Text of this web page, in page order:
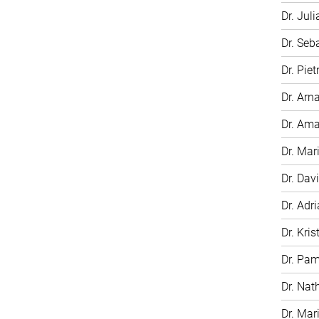
Dr.
Dr.
Dr.
Dr.
Dr.
Dr.
Dr.
Dr.
Dr.
Dr.
Dr.
Dr.